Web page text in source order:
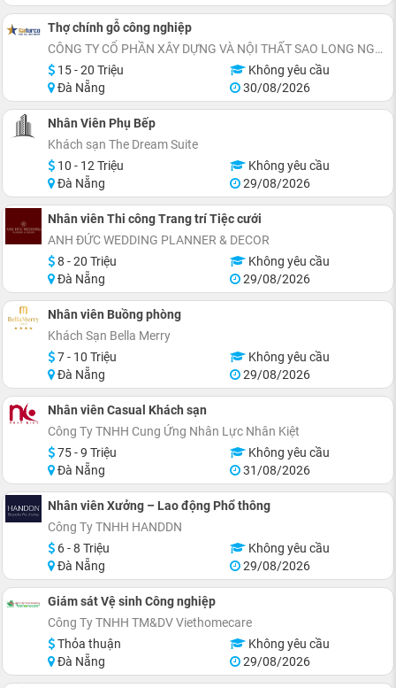
Thợ chính gỗ công nghiệp
CÔNG TY CỔ PHẦN XÂY DỰNG VÀ NỘI THẤT SAO LONG NGUYỄN
15 - 20 Triệu
Không yêu cầu
Đà Nẵng
30/08/2026
Nhân Viên Phụ Bếp
Khách sạn The Dream Suite
10 - 12 Triệu
Không yêu cầu
Đà Nẵng
29/08/2026
Nhân viên Thi công Trang trí Tiệc cưới
ANH ĐỨC WEDDING PLANNER & DECOR
8 - 20 Triệu
Không yêu cầu
Đà Nẵng
29/08/2026
Nhân viên Buồng phòng
Khách Sạn Bella Merry
7 - 10 Triệu
Không yêu cầu
Đà Nẵng
29/08/2026
Nhân viên Casual Khách sạn
Công Ty TNHH Cung Ứng Nhân Lực Nhân Kiệt
75 - 9 Triệu
Không yêu cầu
Đà Nẵng
31/08/2026
Nhân viên Xưởng – Lao động Phổ thông
Công Ty TNHH HANDDN
6 - 8 Triệu
Không yêu cầu
Đà Nẵng
29/08/2026
Giám sát Vệ sinh Công nghiệp
Công Ty TNHH TM&DV Viethomecare
Thỏa thuận
Không yêu cầu
Đà Nẵng
29/08/2026